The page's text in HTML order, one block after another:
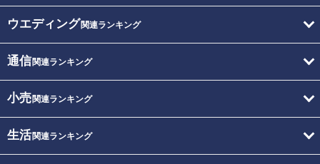
ウエディング関連ランキング
通信関連ランキング
小売関連ランキング
生活関連ランキング